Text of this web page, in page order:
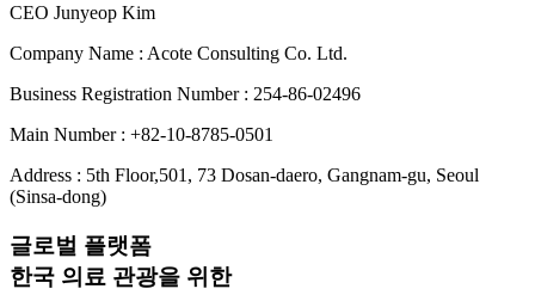
CEO Junyeop Kim
Company Name : Acote Consulting Co. Ltd.
Business Registration Number : 254-86-02496
Main Number : +82-10-8785-0501
Address : 5th Floor,501, 73 Dosan-daero, Gangnam-gu, Seoul
(Sinsa-dong)
글로벌 플랫폼
한국 의료 관광을 위한